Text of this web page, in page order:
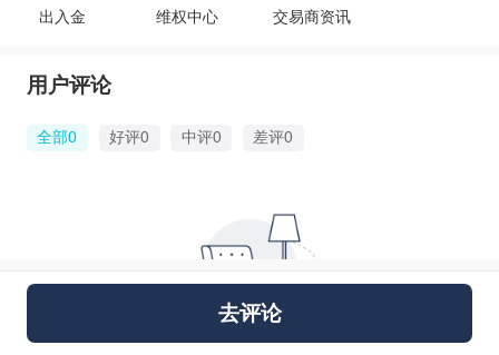
出入金 维权中心 交易商资讯
用户评论
全部0 好评0 中评0 差评0
去评论